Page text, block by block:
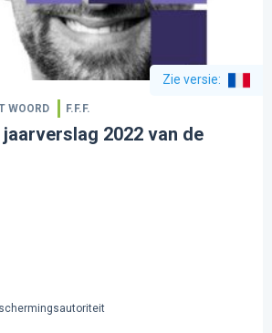
Zie versie:
WOORD F.F.F.
2022 van de